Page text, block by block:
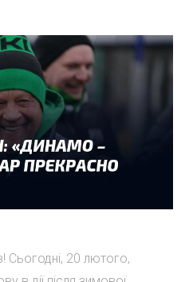
Сьогодні, 20 лютого,